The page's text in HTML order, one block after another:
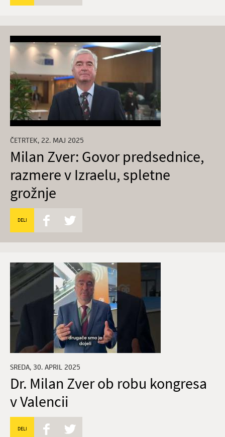
ČETRTEK, 22. MAJ 2025
Milan Zver: Govor predsednice,
razmere v Izraelu, spletne
grožnje
DELI
SREDA, 30. APRIL 2025
Dr. Milan Zver ob robu kongresa
v Valencii
DELI